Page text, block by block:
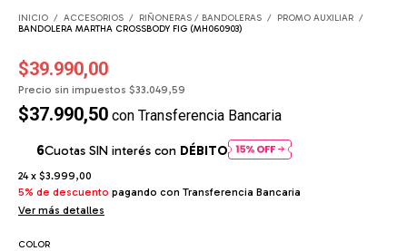
INICIO / ACCESORIOS / RIÑONERAS / BANDOLERAS / PROMO AUXILIAR /
BANDOLERA MARTHA CROSSBODY FIG (MH060903)
$39.990,00
Precio sin impuestos $33.049,59
$37.990,50 con Transferencia Bancaria
Cuotas SIN interés con DÉBITO
24 x $3.999,00
5% de descuento pagando con Transferencia Bancaria
Ver más detalles
COLOR